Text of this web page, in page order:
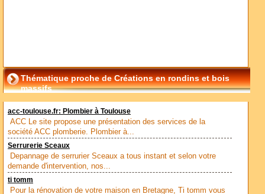
Thématique proche de Créations en rondins et bois
massifs
acc-toulouse.fr: Plombier à Toulouse
ACC Le site propose une présentation des services de la
société ACC plomberie. Plombier à...
Serrurerie Sceaux
Depannage de serrurier Sceaux a tous instant et selon votre
demande d'intervention, nos...
ti tomm
Pour la rénovation de votre maison en Bretagne, Ti tomm vous